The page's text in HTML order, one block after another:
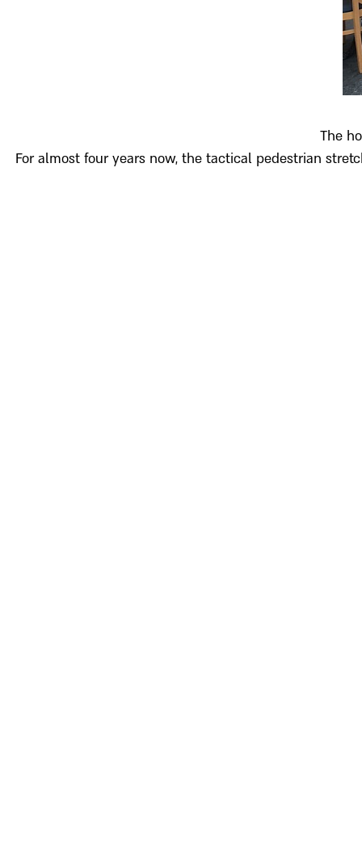
The
For almost four years now, the tactical pedestrian